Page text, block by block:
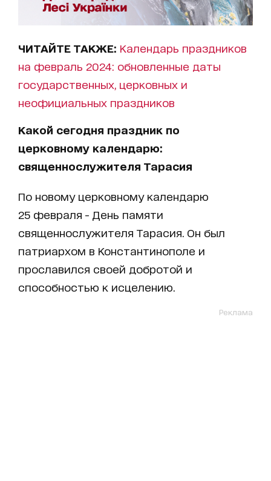
ЧИТАЙТЕ ТАКЖЕ: Календарь праздников
на февраль 2024: обновленные даты
государственных, церковных и
неофициальных праздников
Какой сегодня праздник по
церковному календарю:
священнослужителя Тарасия
По новому церковному календарю
25 февраля - День памяти
священнослужителя Тарасия. Он был
патриархом в Константинополе и
прославился своей добротой и
способностью к исцелению.
Реклама